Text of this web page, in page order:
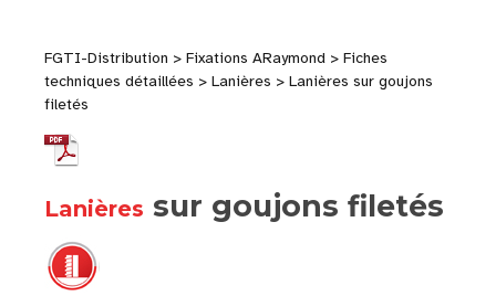
FGTI-Distribution > Fixations ARaymond > Fiches
techniques détaillées > Lanières > Lanières sur goujons
filetés
Lanières sur goujons filetés